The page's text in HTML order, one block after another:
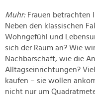
Muhr:Frauen betrachten
Neben den klassischen
Wohngefühl und
sich der Raum an? Wie
Nachbarschaft, wie die
Alltagseinrichtungen?
kaufen – sie wollen
nicht nur um